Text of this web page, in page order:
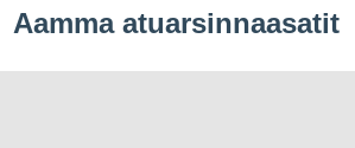
Aamma atuarsinnaasatit